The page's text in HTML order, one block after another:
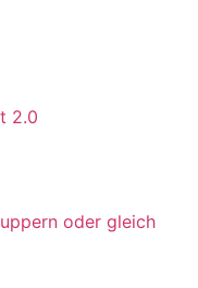
2.0
oder gleich